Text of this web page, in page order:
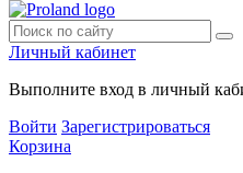
Личный кабинет
Выполните вход в личный
Войти Зарегистрироваться
Корзина